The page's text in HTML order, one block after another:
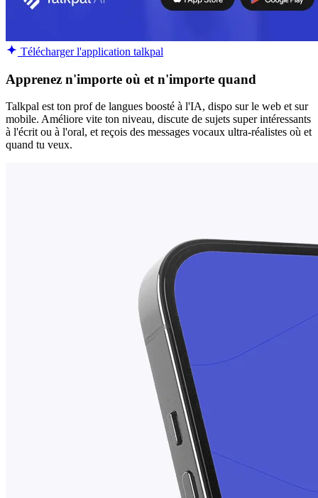
Télécharger l'application talkpal
Apprenez n'importe où et n'importe quand
Talkpal est ton prof de langues boosté à l'IA, dispo sur le web et sur
mobile. Améliore vite ton niveau, discute de sujets super intéressants
à l'écrit ou à l'oral, et reçois des messages vocaux ultra-réalistes où et
quand tu veux.